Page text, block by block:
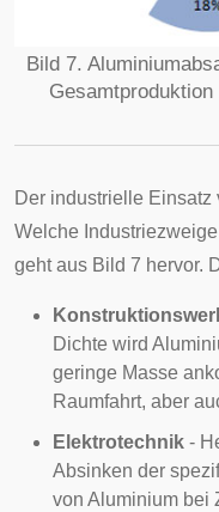
Bild 7.
Der industrielle Einsatz
Welche
geht aus Bild 7 hervor.
Dichte wird
geringe Masse
Raumfahrt, aber
Elektrotechnik -
Absinken der
von Aluminium bei